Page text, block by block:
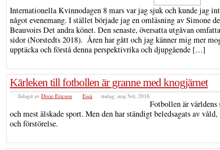
Internationella Kvinnodagen 8 mars var jag sjuk och kunde jag
något evenemang. I stället började jag en omläsning av Simone de
Beauvoirs Det andra könet. Den senaste, översatta utgåvan
sidor (Norstedts 2018). Åren har gått och jag känner mig mer
upptäcka och förstå denna perspektivrika och djupgående […]
Kärleken till fotbollen är granne med knogjärnet
Inlagd av Dixie Ericson Essä tisdag, maj 3rd, 2016
Fotbollen är världens
och mest älskade sport. Men den har ständigt beledsagats av
och förstörelse.